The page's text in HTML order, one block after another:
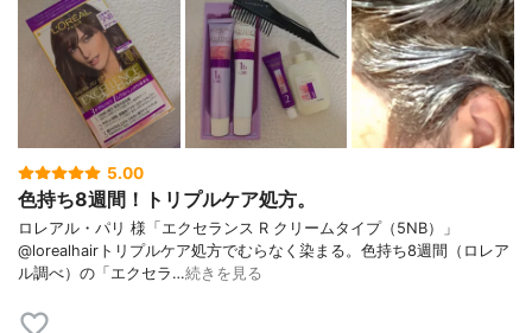
5.00
色持ち8週間！トリプルケア処方。
ロレアル・パリ 様「エクセランス R クリームタイプ（5NB）」
@lorealhairトリプルケア処方でむらなく染まる。色持ち8週間（ロレア
ル調べ）の「エクセラ…続きを見る